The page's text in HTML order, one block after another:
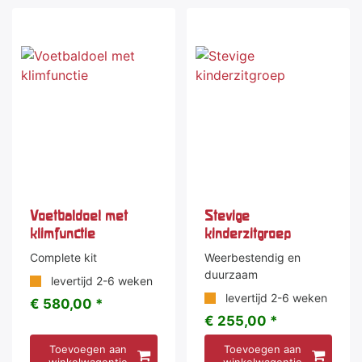
Voetbaldoel met
klimfunctie
Complete kit
levertijd 2-6 weken
€ 580,00 *
Toevoegen aan
Stevige
kinderzitgroep
Weerbestendig en
duurzaam
levertijd 2-6 weken
€ 255,00 *
Toevoegen aan